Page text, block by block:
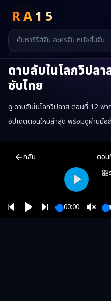
RA15
RA15 / ตอนของซีรี่ส์
ดาบลับในโลกวิปลา
ซับไทย
ดู ดาบลับในโลกวิปลาส ตอนที่ 12 พ
อัปเดตตอนใหม่ล่าสุด พร้อมดูผ่านมื
กลับ ตอน
00:00
Play
RA15 เป็นเว็บไซต์ดูซีรี่ส์จีนออน
RA15 Drama
RA15 Drama
รวมซีรี่ส์จีน ละครสั้น หนังแนว
RA15 Drama